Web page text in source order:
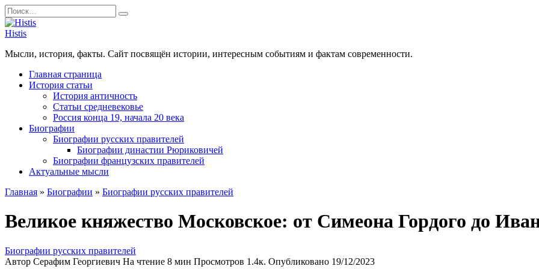
Перейти
к
содержанию
Search
for:
Histis
Мысли, история, факты. Сайт посвящён истории, интересным событиям и фактам современности.
Главная страница
История статьи
История античность
Статьи средневековье
Россия конца 19, начала 20 века
Биографии
Биографии русских правителей
Биографии династии Рюриковичей
Биографии французских правителей
Актуальные мысли
Главная » Биографии » Биографии русских правителей
Великое княжество Московское: от Симеона Гордого до
Биографии русских правителей
Автор Серафим Георгиевич На чтение 8 мин Просмотров 1.4к. Опубликовано 19/12/2023